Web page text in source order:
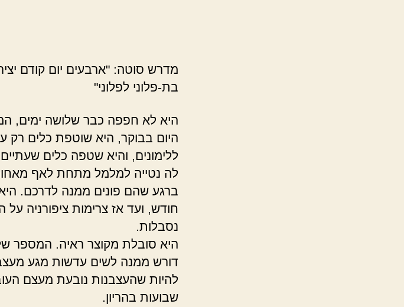
מדרש סוטה: "ארבעים יום קודם
בת-פלוני לפלוני"
היא לא חפפה כבר שלושה ימים,
היום בבוקר, היא שוטפת כלים רק
ללימונים, והיא שטפה כלים
לה נטייה למלמל מתחת לאף
ברגע שהם פונים ממנה לדרכם. היא
חודש, ועד אז צרימות ציפורניה על
נסבלות.
היא סובלת מקוצר ראיה. המספר
דורש ממנה לשים עדשות מגע
להיות שהעצבנות נובעת מעצם
שבועות בהריון.